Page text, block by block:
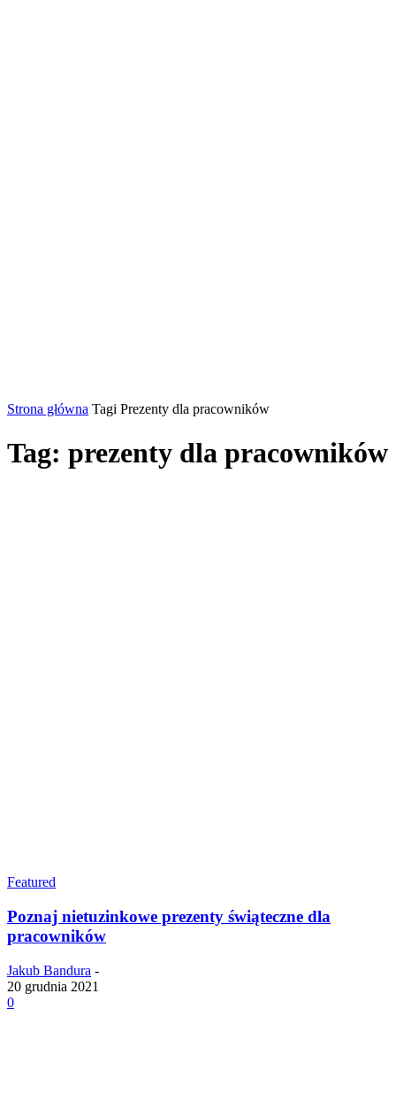
Strona główna Tagi Prezenty dla pracowników
Tag: prezenty dla pracowników
Featured
Poznaj nietuzinkowe prezenty świąteczne dla
pracowników
Jakub Bandura -
20 grudnia 2021
0